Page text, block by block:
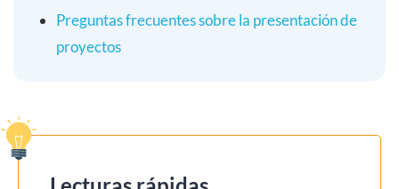
Preguntas frecuentes sobre la presentación de
proyectos